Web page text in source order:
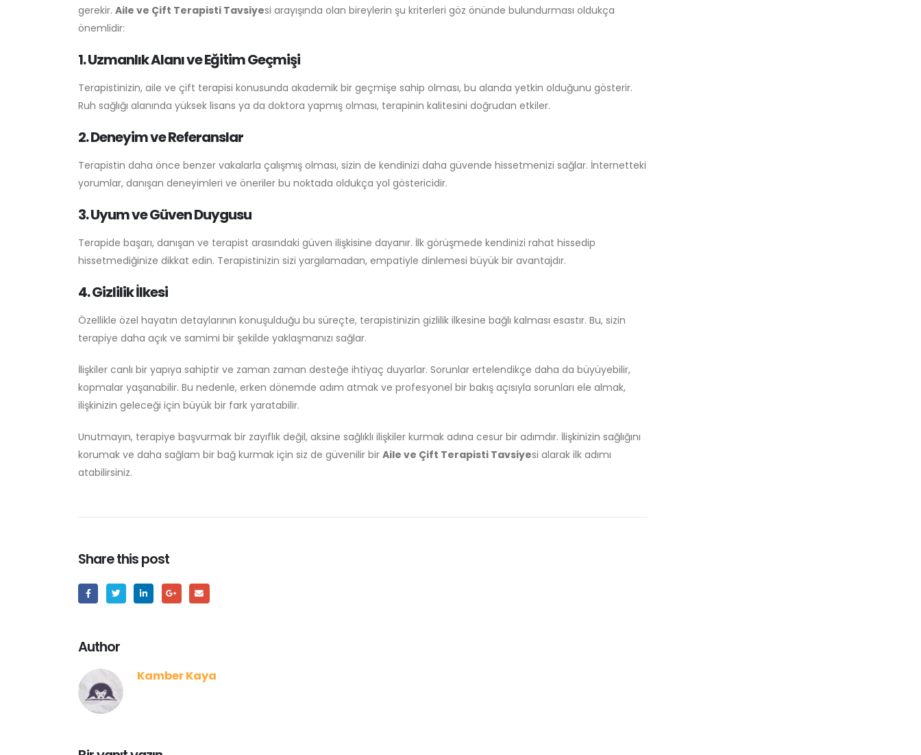
gerekir. Aile ve Çift Terapisti Tavsiyesi arayışında olan bireylerin şu kriterleri göz önünde bulundurması oldukça
önemlidir:
1. Uzmanlık Alanı ve Eğitim Geçmişi
Terapistinizin, aile ve çift terapisi konusunda akademik bir geçmişe sahip olması, bu alanda yetkin olduğunu gösterir.
Ruh sağlığı alanında yüksek lisans ya da doktora yapmış olması, terapinin kalitesini doğrudan etkiler.
2. Deneyim ve Referanslar
Terapistin daha önce benzer vakalarla çalışmış olması, sizin de kendinizi daha güvende hissetmenizi sağlar. İnternetteki
yorumlar, danışan deneyimleri ve öneriler bu noktada oldukça yol göstericidir.
3. Uyum ve Güven Duygusu
Terapide başarı, danışan ve terapist arasındaki güven ilişkisine dayanır. İlk görüşmede kendinizi rahat hissedip
hissetmediğinize dikkat edin. Terapistinizin sizi yargılamadan, empatiyle dinlemesi büyük bir avantajdır.
4. Gizlilik İlkesi
Özellikle özel hayatın detaylarının konuşulduğu bu süreçte, terapistinizin gizlilik ilkesine bağlı kalması esastır. Bu, sizin
terapiye daha açık ve samimi bir şekilde yaklaşmanızı sağlar.
İlişkiler canlı bir yapıya sahiptir ve zaman zaman desteğe ihtiyaç duyarlar. Sorunlar ertelendikçe daha da büyüyebilir,
kopmalar yaşanabilir. Bu nedenle, erken dönemde adım atmak ve profesyonel bir bakış açısıyla sorunları ele almak,
ilişkinizin geleceği için büyük bir fark yaratabilir.
Unutmayın, terapiye başvurmak bir zayıflık değil, aksine sağlıklı ilişkiler kurmak adına cesur bir adımdır. İlişkinizin sağlığını
korumak ve daha sağlam bir bağ kurmak için siz de güvenilir bir Aile ve Çift Terapisti Tavsiyesi alarak ilk adımı
atabilirsiniz.
Share this post
Author
Kamber Kaya